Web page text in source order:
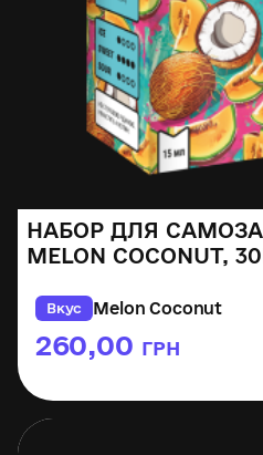
НАБОР ДЛЯ
MELON COCONUT,
Вкус Melon Coconut
260,00 ГРН